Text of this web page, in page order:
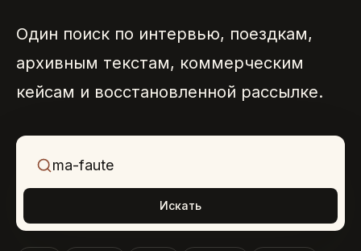
Один поиск по интервью, поездкам,
архивным текстам, коммерческим
кейсам и восстановленной рассылке.
Искать